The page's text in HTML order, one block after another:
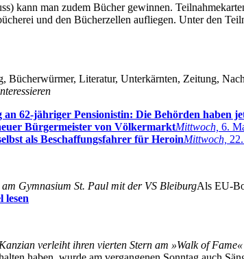
kann man zudem Bücher gewinnen.
und den Bücherzellen aufliegen. Unter den
Bücherwürmer, Literatur, Unterkärnten, Zeitung,
62-jähriger Pensionistin: Die Behörden haben
Bürgermeister von VölkermarktMittwoch, 6.
als Beschaffungsfahrer für HeroinMittwoch,
Gymnasium St. Paul mit der VS BleiburgAls EU-
lesen
verleiht ihren vierten Stern am »Walk of